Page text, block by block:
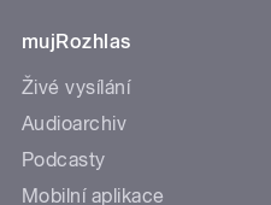
mujRozhlas
Živé vysílání
Audioarchiv
Podcasty
Mobilní aplikace